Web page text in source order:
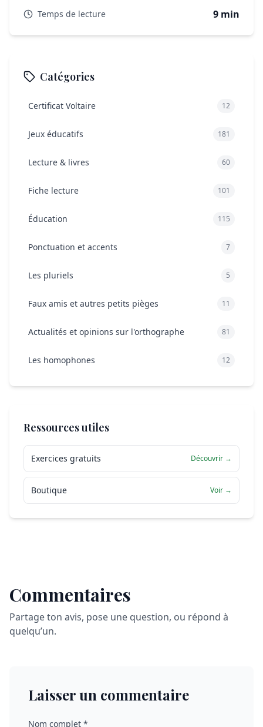
les mouvements ?
Mémoriser et progresser grâce aux mouvements
Temps de lecture 9 min
Catégories
Certificat Voltaire 12
Jeux éducatifs 181
Lecture & livres 60
Fiche lecture 101
Éducation 115
Ponctuation et accents 7
Les pluriels 5
Faux amis et autres petits pièges 11
Actualités et opinions sur l'orthographe 81
Les homophones 12
Ressources utiles
Exercices gratuits Découvrir →
Boutique Voir →
Commentaires
Partage ton avis, pose une question, ou répond à
quelqu’un.
Laisser un commentaire
Nom complet *